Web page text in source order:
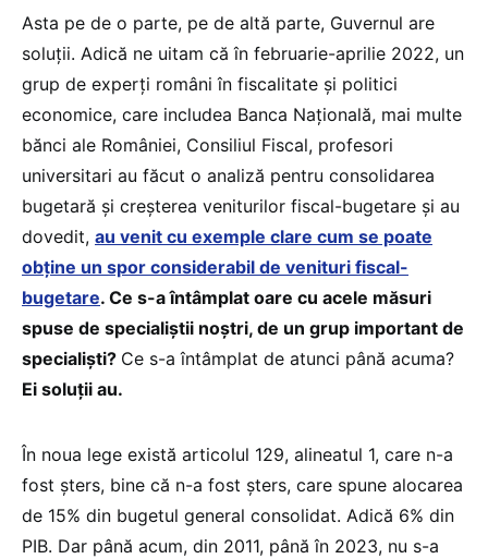
Asta pe de o parte, pe de altă parte, Guvernul are
soluții. Adică ne uitam că în februarie-aprilie 2022, un
grup de experți români în fiscalitate și politici
economice, care includea Banca Națională, mai multe
bănci ale României, Consiliul Fiscal, profesori
universitari au făcut o analiză pentru consolidarea
bugetară și creșterea veniturilor fiscal-bugetare și au
dovedit, au venit cu exemple clare cum se poate
obține un spor considerabil de venituri fiscal-
bugetare. Ce s-a întâmplat oare cu acele măsuri
spuse de specialiștii noștri, de un grup important de
specialiști? Ce s-a întâmplat de atunci până acuma?
Ei soluții au.
În noua lege există articolul 129, alineatul 1, care n-a
fost șters, bine că n-a fost șters, care spune alocarea
de 15% din bugetul general consolidat. Adică 6% din
PIB. Dar până acum, din 2011, până în 2023, nu s-a